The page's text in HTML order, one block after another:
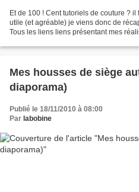
Et de 100 ! Cent tutoriels de couture ?
utile (et agréable) je viens donc de
Tous les liens liens présentant mes
Mes housses de siège
diaporama)
Publié le 18/11/2010 à 08:00
Par labobine